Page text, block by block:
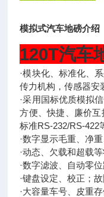
模拟式汽车地磅介绍
120T汽车
·模块化、标准化、
传力机构，传感器安
·采用国标优质模拟
方便、快捷、廉价
标准RS-232/RS-422
·数字显示毛重、净
·动态、欠载和超载
·数字滤波、自动零
·键盘设定、校正；
·大容量车号、皮重